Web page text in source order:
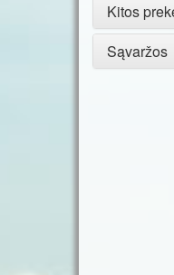
Kitos
Sąvaržos